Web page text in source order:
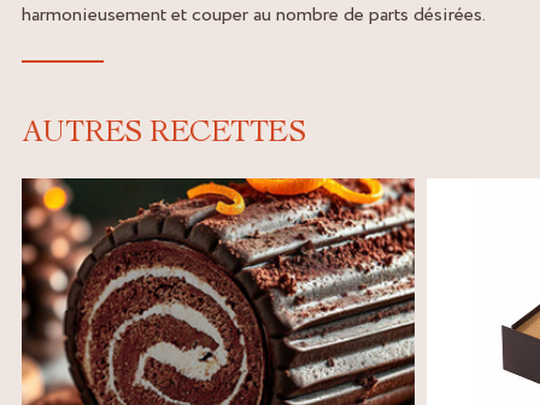
harmonieusement et couper au nombre de parts désirées.
AUTRES RECETTES